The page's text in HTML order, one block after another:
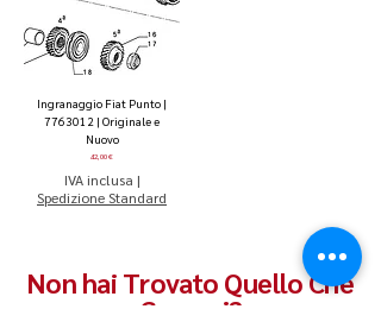
Ingranaggio Fiat Punto |
7763012 | Originale e
Nuovo
Prezzo
42,00 €
IVA inclusa |
Spedizione Standard
Non hai Trovato Quello Che
Cercavi?